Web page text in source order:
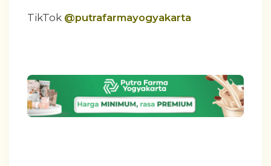
TikTok @putrafarmayogyakarta